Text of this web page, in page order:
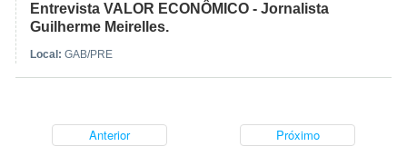
Entrevista VALOR ECONÔMICO - Jornalista
Guilherme Meirelles.
Local: GAB/PRE
Anterior Próximo